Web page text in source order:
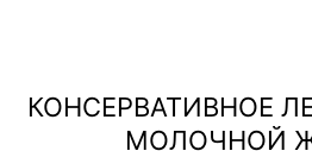
КОНСЕРВАТИВНОЕ
МОЛОЧНОЙ